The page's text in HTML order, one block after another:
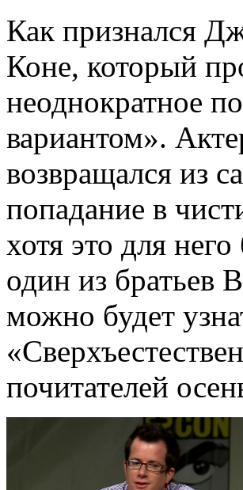
Как признался
Коне, который
неоднократное
вариантом».
возвращался из
попадание в
хотя это для
один из братьев
можно будет
почитателей